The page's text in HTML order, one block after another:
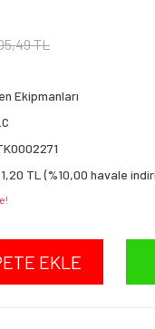
TL
Ekipmanları
TL (%10,00 havale
EKLE